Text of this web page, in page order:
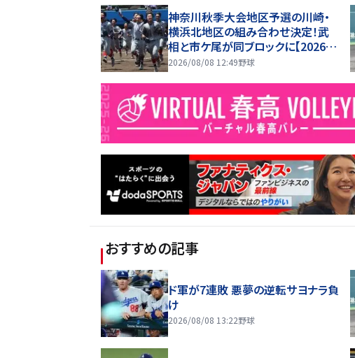
神奈川秋季大会地区予選の川崎・
横浜北地区の組み合わせ決定！武
相と市ケ尾が同ブロックに【2026年
秋高校野球】
2026/08/08 12:49野球
おすすめの記事
ド軍が7連敗 悪夢の逆転サヨナラ負
け
2026/08/08 13:22野球